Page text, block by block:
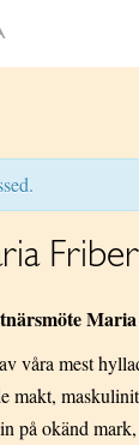
våra mest
makt,
på okänd